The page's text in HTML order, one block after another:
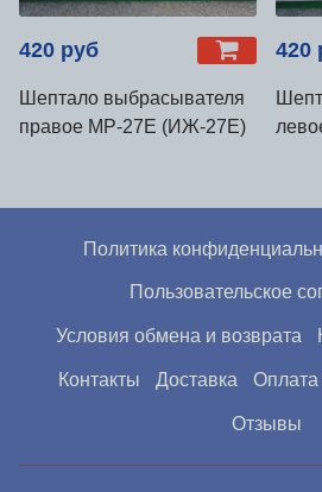
420 руб
Шептало выбрасывателя
правое МР-27Е (ИЖ-27Е)
420
Политика
Пользовательское
Условия обмена и возврата
Контакты Доставка Оплата
Отзывы